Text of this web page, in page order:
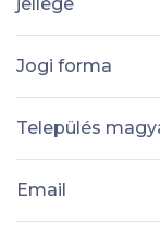
Jogi forma
Település
Email